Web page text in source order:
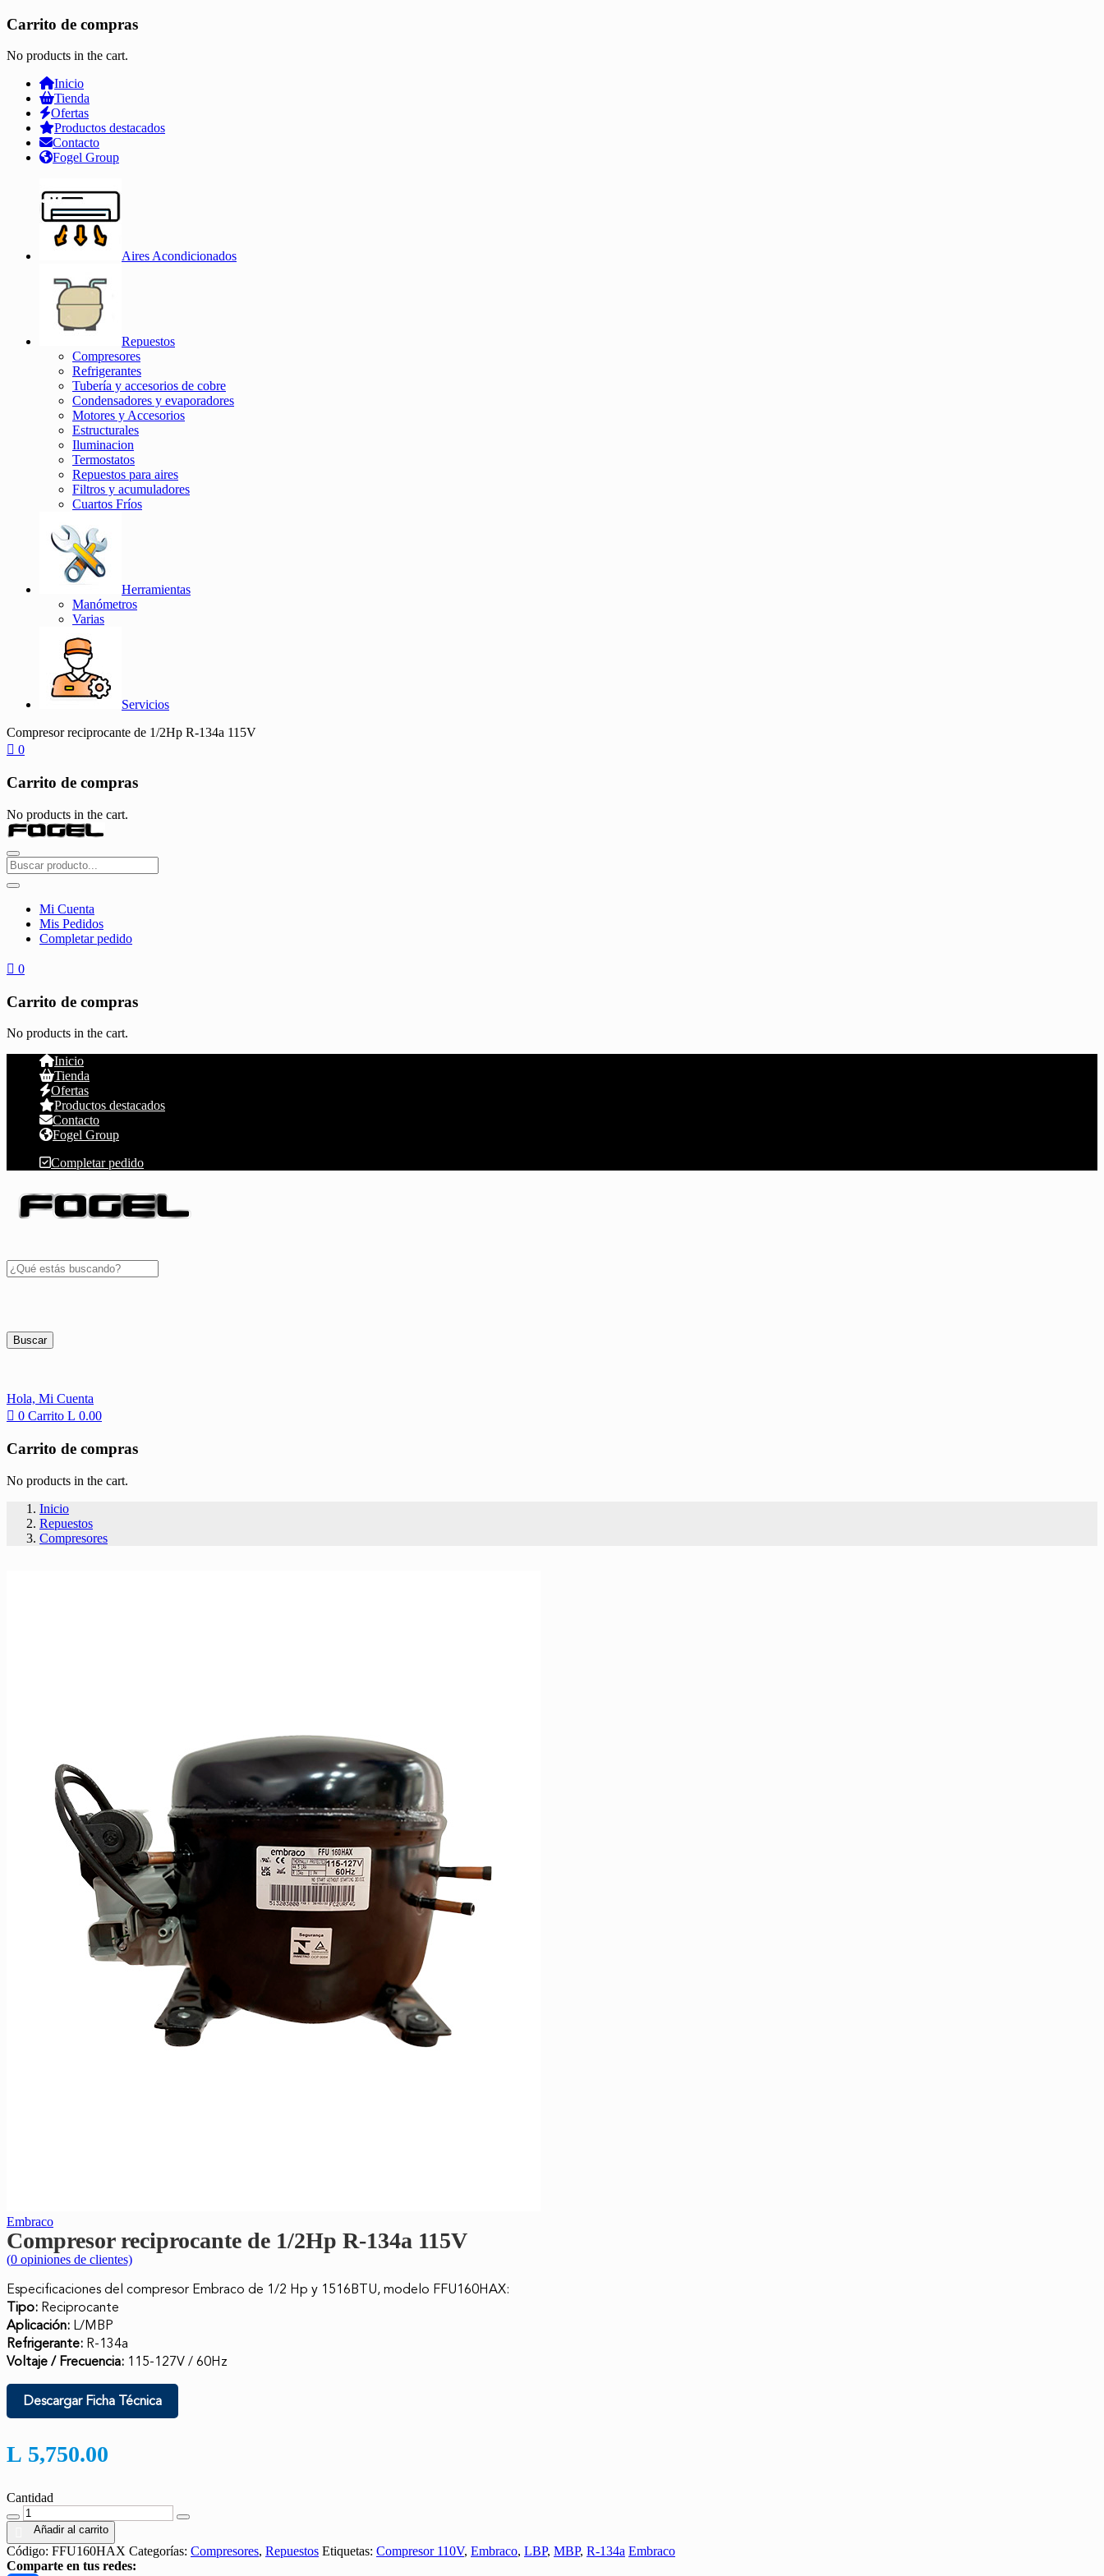
Carrito de compras
No products in the cart.
Inicio
Tienda
Ofertas
Productos destacados
Contacto
Fogel Group
Aires Acondicionados
Repuestos
Compresores
Refrigerantes
Tubería y accesorios de cobre
Condensadores y evaporadores
Motores y Accesorios
Estructurales
Iluminacion
Termostatos
Repuestos para aires
Filtros y acumuladores
Cuartos Fríos
Herramientas
Manómetros
Varias
Servicios
Compresor reciprocante de 1/2Hp R-134a 115V
0
Carrito de compras
No products in the cart.
Mi Cuenta
Mis Pedidos
Completar pedido
0
Carrito de compras
No products in the cart.
Inicio
Tienda
Ofertas
Productos destacados
Contacto
Fogel Group
Completar pedido
Buscar
Hola, Mi Cuenta
0 Carrito L 0.00
Carrito de compras
No products in the cart.
Inicio
Repuestos
Compresores
Embraco
Compresor reciprocante de 1/2Hp R-134a 115V
(0 opiniones de clientes)
Especificaciones del compresor Embraco de 1/2 Hp y 1516BTU, modelo FFU160HAX:
Tipo: Reciprocante
Aplicación: L/MBP
Refrigerante: R-134a
Voltaje / Frecuencia: 115-127V / 60Hz
Descargar Ficha Técnica
L 5,750.00
Cantidad
Añadir al carrito
Código: FFU160HAX Categorías: Compresores, Repuestos Etiquetas: Compresor 110V, Embraco, LBP, MBP, R-134a Embraco
Comparte en tus redes: